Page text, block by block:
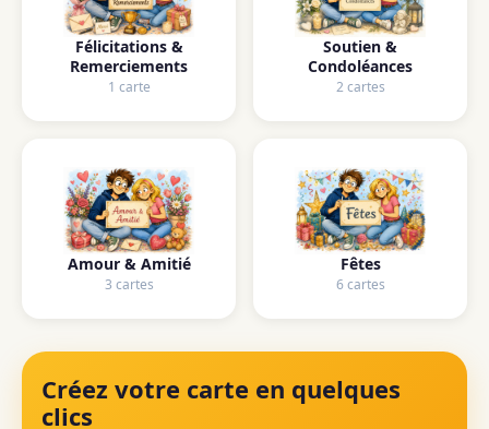
Félicitations &
Remerciements
1 carte
Soutien &
Condoléances
2 cartes
Amour & Amitié
3 cartes
Fêtes
6 cartes
Créez votre carte en quelques
clics